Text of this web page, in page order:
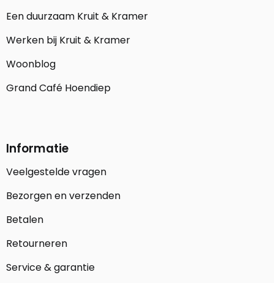
Een duurzaam Kruit & Kramer
Werken bij Kruit & Kramer
Woonblog
Grand Café Hoendiep
Informatie
Veelgestelde vragen
Bezorgen en verzenden
Betalen
Retourneren
Service & garantie